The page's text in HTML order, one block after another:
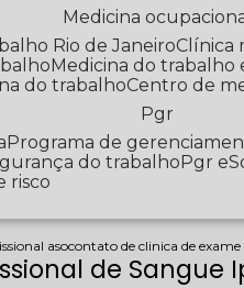
Medicina
Rio de Janeiro
Medicina do trabalho
do trabalho Centro de
Pgr
Programa de
do trabalho Pgr
risco
asocontato de clinica de
de Sangue